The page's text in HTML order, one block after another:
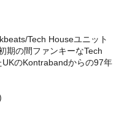
Tech Houseユニット
期の間ファンキーなTech
のKontrabandからの97年